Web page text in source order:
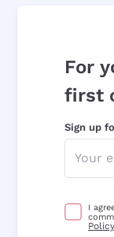
For
first
Sign up
I
Policy